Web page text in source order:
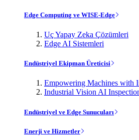
Edge Computing ve WISE-Edge
Uç Yapay Zeka Çözümleri
Edge AI Sistemleri
Endüstriyel Ekipman Üreticisi
Empowering Machines with
Industrial Vision AI
Endüstriyel ve Edge Sunucuları
Enerji ve Hizmetler